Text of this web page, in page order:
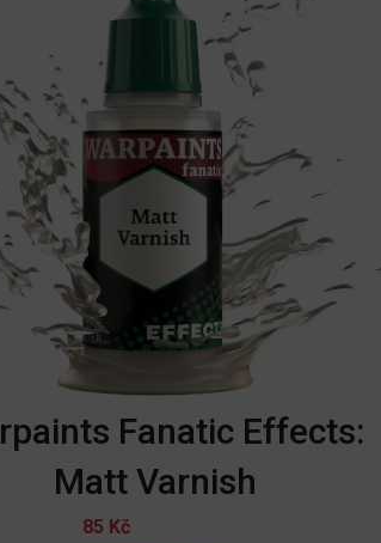
Fanatic Effects:
Matt Varnish
85 Kč